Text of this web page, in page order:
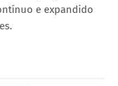
e expandido